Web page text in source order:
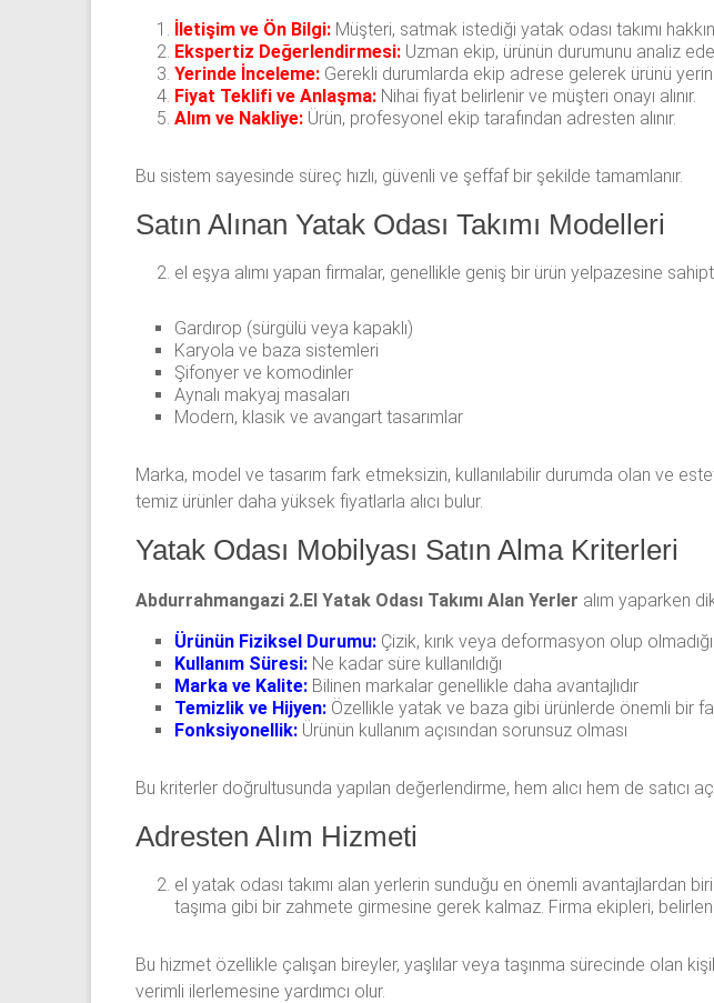
İletişim ve Ön Bilgi: Müşteri, satmak istediği yatak odası takımı
Ekspertiz Değerlendirmesi: Uzman ekip, ürünün durumunu analiz
Yerinde İnceleme: Gerekli durumlarda ekip adrese gelerek ürünü
Fiyat Teklifi ve Anlaşma: Nihai fiyat belirlenir ve müşteri onayı alınır.
Alım ve Nakliye: Ürün, profesyonel ekip tarafından adresten alınır.
Bu sistem sayesinde süreç hızlı, güvenli ve şeffaf bir şekilde tamamlanır.
Satın Alınan Yatak Odası Takımı Modelleri
el eşya alımı yapan firmalar, genellikle geniş bir ürün yelpazesine
Gardırop (sürgülü veya kapaklı)
Karyola ve baza sistemleri
Şifonyer ve komodinler
Aynalı makyaj masaları
Modern, klasik ve avangart tasarımlar
Marka, model ve tasarım fark etmeksizin, kullanılabilir durumda olan ve
temiz ürünler daha yüksek fiyatlarla alıcı bulur.
Yatak Odası Mobilyası Satın Alma Kriterleri
Abdurrahmangazi 2.El Yatak Odası Takımı Alan Yerler alım yaparken
Ürünün Fiziksel Durumu: Çizik, kırık veya deformasyon olup olmadığı
Kullanım Süresi: Ne kadar süre kullanıldığı
Marka ve Kalite: Bilinen markalar genellikle daha avantajlıdır
Temizlik ve Hijyen: Özellikle yatak ve baza gibi ürünlerde önemli bir
Fonksiyonellik: Ürünün kullanım açısından sorunsuz olması
Bu kriterler doğrultusunda yapılan değerlendirme, hem alıcı hem de satıcı
Adresten Alım Hizmeti
el yatak odası takımı alan yerlerin sunduğu en önemli avantajlardan
taşıma gibi bir zahmete girmesine gerek kalmaz. Firma ekipleri,
Bu hizmet özellikle çalışan bireyler, yaşlılar veya taşınma sürecinde olan
verimli ilerlemesine yardımcı olur.